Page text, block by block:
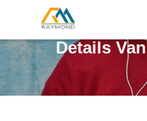
Details